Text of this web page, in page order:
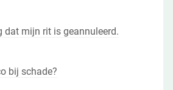
dat mijn rit is geannuleerd.
bij schade?